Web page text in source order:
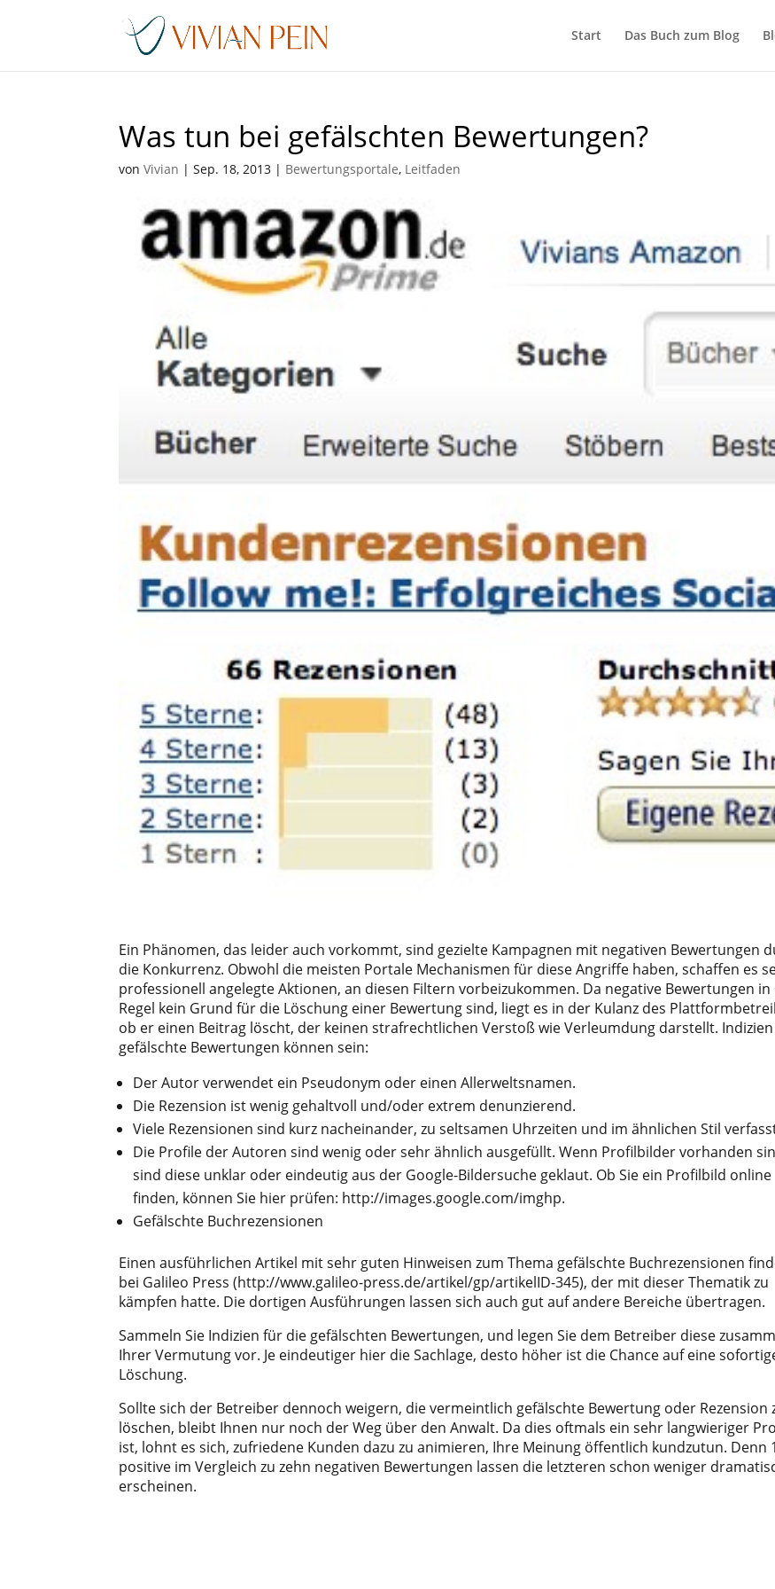
Start Das Buch zum Blog
Was tun bei gefälschten Bewertungen?
vonVivian |Sep. 18, 2013 | Bewertungsportale, Leitfaden
Ein Phänomen, das leider auch vorkommt, sind gezielte Kampagnen mit negativen Bewertungen
die Konkurrenz. Obwohl die meisten Portale Mechanismen für diese Angriffe haben, schaffen es
professionell angelegte Aktionen, an diesen Filtern vorbeizukommen. Da negative Bewertungen in
Regel kein Grund für die Löschung einer Bewertung sind, liegt es in der Kulanz des
ob er einen Beitrag löscht, der keinen strafrechtlichen Verstoß wie Verleumdung darstellt.
gefälschte Bewertungen können sein:
Der Autor verwendet ein Pseudonym oder einen Allerweltsnamen.
Die Rezension ist wenig gehaltvoll und/oder extrem denunzierend.
Viele Rezensionen sind kurz nacheinander, zu seltsamen Uhrzeiten und im ähnlichen Stil
Die Profile der Autoren sind wenig oder sehr ähnlich ausgefüllt. Wenn Profilbilder vorhanden
sind diese unklar oder eindeutig aus der Google-Bildersuche geklaut. Ob Sie ein Profilbild online
finden, können Sie hier prüfen: http://images.google.com/imghp.
Gefälschte Buchrezensionen
Einen ausführlichen Artikel mit sehr guten Hinweisen zum Thema gefälschte Buchrezensionen
bei Galileo Press (http://www.galileo-press.de/artikel/gp/artikelID-345), der mit dieser Thematik zu
kämpfen hatte. Die dortigen Ausführungen lassen sich auch gut auf andere Bereiche übertragen.
Sammeln Sie Indizien für die gefälschten Bewertungen, und legen Sie dem Betreiber diese
Ihrer Vermutung vor. Je eindeutiger hier die Sachlage, desto höher ist die Chance auf eine
Löschung.
Sollte sich der Betreiber dennoch weigern, die vermeintlich gefälschte Bewertung oder Rezension
löschen, bleibt Ihnen nur noch der Weg über den Anwalt. Da dies oftmals ein sehr langwieriger
ist, lohnt es sich, zufriedene Kunden dazu zu animieren, Ihre Meinung öffentlich kundzutun. Denn
positive im Vergleich zu zehn negativen Bewertungen lassen die letzteren schon weniger
erscheinen.